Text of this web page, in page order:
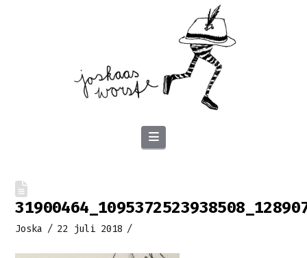
Navigation
Joska 22 juli 2018